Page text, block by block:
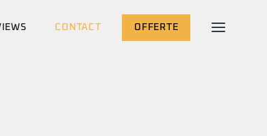
CONTACT OFFERTE